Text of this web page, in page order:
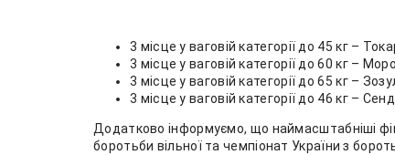
3 місце у ваговій категорії до 45 кг –
3 місце у ваговій категорії до 60 кг –
3 місце у ваговій категорії до 65 кг –
3 місце у ваговій категорії до 46 кг –
Додатково інформуємо, що наймасштабніші
боротьби вільної та чемпіонат України з